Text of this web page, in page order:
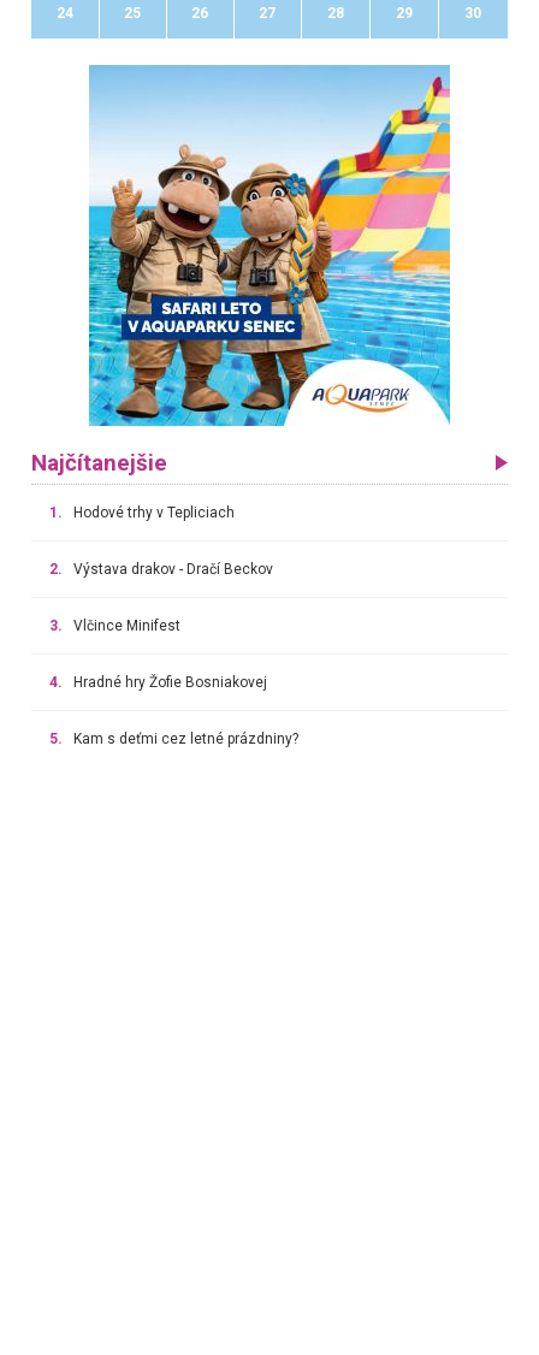
24 25 26 27 28 29 30
Najčítanejšie
1. Hodové trhy v Tepliciach
2. Výstava drakov - Dračí Beckov
3. Vlčince Minifest
4. Hradné hry Žofie Bosniakovej
5. Kam s deťmi cez letné prázdniny?